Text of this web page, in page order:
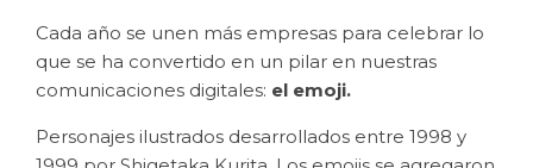
Cada año se unen más empresas para celebrar lo
que se ha convertido en un pilar en nuestras
comunicaciones digitales: el emoji.
Personajes ilustrados desarrollados entre 1998 y